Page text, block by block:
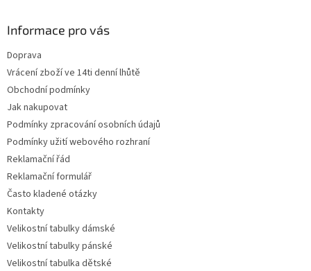
Informace pro vás
Doprava
Vrácení zboží ve 14ti denní lhůtě
Obchodní podmínky
Jak nakupovat
Podmínky zpracování osobních údajů
Podmínky užití webového rozhraní
Reklamační řád
Reklamační formulář
Často kladené otázky
Kontakty
Velikostní tabulky dámské
Velikostní tabulky pánské
Velikostní tabulka dětské